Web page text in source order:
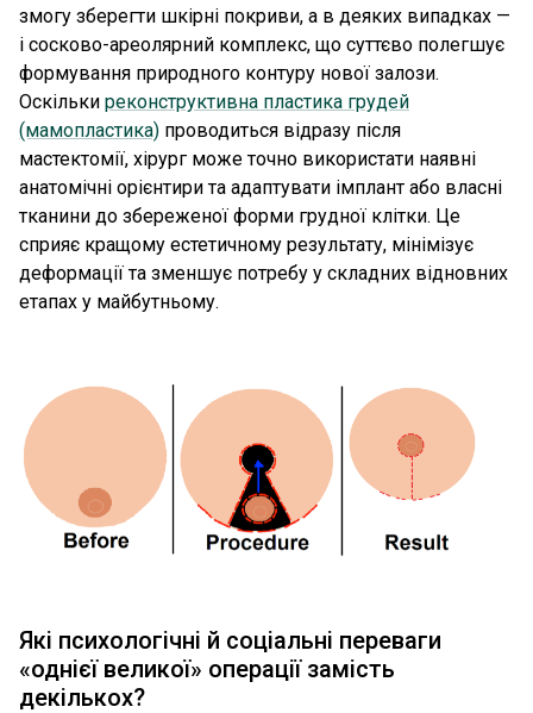
змогу зберегти шкірні покриви, а в деяких випадках —
і сосково-ареолярний комплекс, що суттєво полегшує
формування природного контуру нової залози.
Оскільки реконструктивна пластика грудей
(мамопластика) проводиться відразу після
мастектомії, хірург може точно використати наявні
анатомічні орієнтири та адаптувати імплант або власні
тканини до збереженої форми грудної клітки. Це
сприяє кращому естетичному результату, мінімізує
деформації та зменшує потребу у складних відновних
етапах у майбутньому.
Які психологічні й соціальні переваги
«однієї великої» операції замість
декількох?